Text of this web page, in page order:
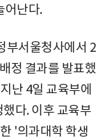
어난다.
부서울청사에서 2
정 결과를 발표했
난 4일 교육부에
다. 이후 교육부
'의과대학 학생